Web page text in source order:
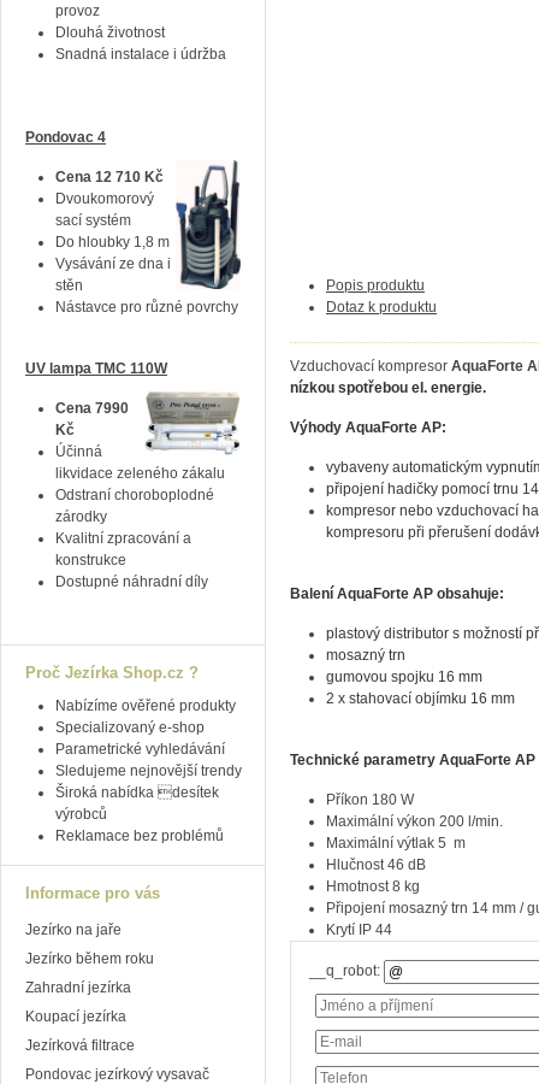
Popis produktu
Dotaz k produktu
Vzduchovací kompresor AquaForte
nízkou spotřebou el. energie.
Výhody AquaForte AP:
vybaveny automatickým
připojení hadičky pomocí trnu
kompresor nebo vzduchovací
kompresoru při přerušení
Balení AquaForte AP obsahuje:
plastový distributor s možností
mosazný trn
gumovou spojku 16 mm
2 x stahovací objímku 16 mm
Technické parametry AquaForte
Příkon 180 W
Maximální výkon 200 l/min.
Maximální výtlak 5 m
Hlučnost 46 dB
Hmotnost 8 kg
Připojení mosazný trn 14 mm /
Krytí IP 44
__q_robot:
provoz
Dlouhá životnost
Snadná instalace i údržba
Pondovac 4
Cena 12 710 Kč
Dvoukomorový
sací systém
Do hloubky 1,8 m
Vysávání ze dna i
stěn
Nástavce pro různé povrchy
UV lampa TMC 110W
Cena 7990
Kč
Účinná
likvidace zeleného zákalu
Odstraní choroboplodné
zárodky
Kvalitní zpracování a
konstrukce
Dostupné náhradní díly
Proč Jezírka Shop.cz ?
Nabízíme ověřené produkty
Specializovaný e-shop
Parametrické vyhledávání
Sledujeme nejnovější trendy
Široká nabídka desítek
výrobců
Reklamace bez problémů
Informace pro vás
Jezírko na jaře
Jezírko během roku
Zahradní jezírka
Koupací jezírka
Jezírková filtrace
Pondovac jezírkový vysavač